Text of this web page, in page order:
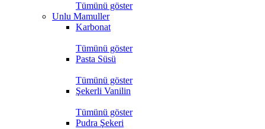
Tümünü göster
Unlu Mamuller
Karbonat
Tümünü göster
Pasta Süsü
Tümünü göster
Şekerli Vanilin
Tümünü göster
Pudra Şekeri